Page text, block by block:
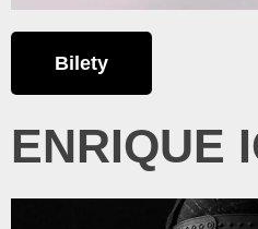
Bilety
ENRIQUE